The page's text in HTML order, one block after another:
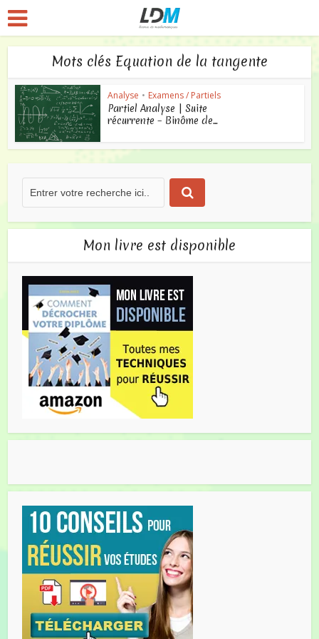
Mots clés Equation de la tangente
Analyse • Examens / Partiels
Partiel Analyse | Suite
récurrente – Binôme de...
Mon livre est disponible